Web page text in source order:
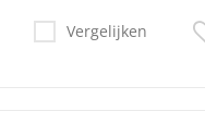
Vergelijken